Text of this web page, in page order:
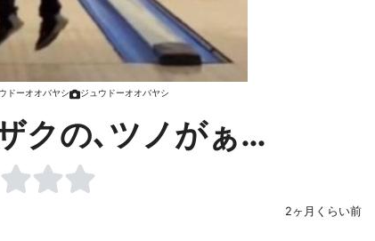
ドーオオバヤシ ジュウドーオオバヤシ
クの､ツノがぁ…
2ヶ月くらい前